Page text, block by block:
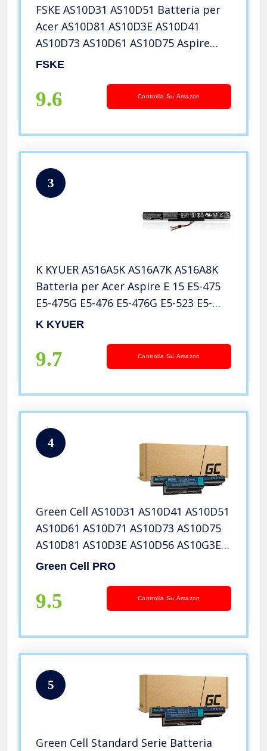
FSKE AS10D31 AS10D51 Batteria per
Acer AS10D81 AS10D3E AS10D41
AS10D73 AS10D61 AS10D75 Aspire
Travelmate 5735Z 5750 5733 4741
Cellule
FSKE
9.6 Controlla Su Amazon
3
K KYUER AS16A5K AS16A7K AS16A8K
Batteria per Acer Aspire E 15 E5-475
E5-475G E5-476 E5-476G E5-523 E5-
523G E5-553 E5-553G E5-575 E5-575G
774G E5-575-35FR E5-575-33BM
K KYUER
9.7 Controlla Su Amazon
4
Green Cell AS10D31 AS10D41 AS10D51
AS10D61 AS10D71 AS10D73 AS10D75
AS10D81 AS10D3E AS10D56 AS10G3E
Batteria per Acer, eMachines,
Green Cell PRO
9.5 Controlla Su Amazon
5
Green Cell Standard Serie Batteria